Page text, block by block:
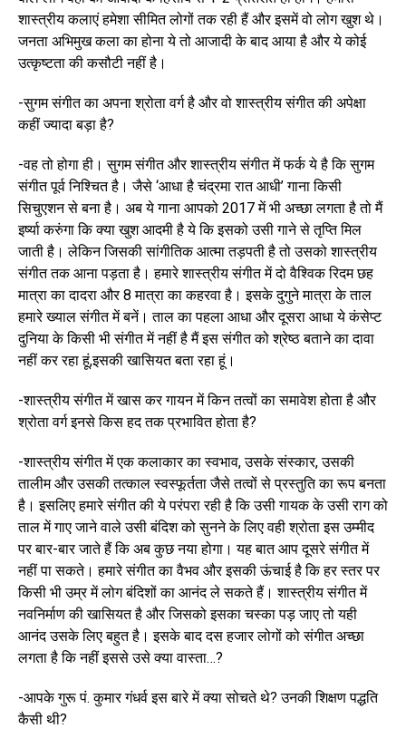
शास्त्रीय कलाएं हमेशा सीमित लोगों तक रही हैं और इसमें वो लोग खुश थे।
जनता अभिमुख कला का होना ये तो आजादी के बाद आया है और ये कोई
उत्कृष्टता की कसौटी नहीं है।
-सुगम संगीत का अपना श्रोता वर्ग है और वो शास्त्रीय संगीत की अपेक्षा
कहीं ज्यादा बड़ा है?
-वह तो होगा ही। सुगम संगीत और शास्त्रीय संगीत में फर्क ये है कि सुगम
संगीत पूर्व निश्चित है। जैसे ‘आधा है चंद्रमा रात आधी’ गाना किसी
सिचुएशन से बना है। अब ये गाना आपको 2017 में भी अच्छा लगता है तो मैं
इर्ष्या करुंगा कि क्या खुश आदमी है ये कि इसको उसी गाने से तृप्ति मिल
जाती है। लेकिन जिसकी सांगीतिक आत्मा तड़पती है तो उसको शास्त्रीय
संगीत तक आना पड़ता है। हमारे शास्त्रीय संगीत में दो वैश्विक रिदम छह
मात्रा का दादरा और 8 मात्रा का कहरवा है। इसके दुगुने मात्रा के ताल
हमारे ख्याल संगीत में बनें। ताल का पहला आधा और दूसरा आधा ये कंसेप्ट
दुनिया के किसी भी संगीत में नहीं है मैं इस संगीत को श्रेष्ठ बताने का दावा
नहीं कर रहा हूं,इसकी खासियत बता रहा हूं।
-शास्त्रीय संगीत में खास कर गायन में किन तत्वों का समावेश होता है और
श्रोता वर्ग इनसे किस हद तक प्रभावित होता है?
-शास्त्रीय संगीत में एक कलाकार का स्वभाव, उसके संस्कार, उसकी
तालीम और उसकी तत्काल स्वस्फूर्तता जैसे तत्वों से प्रस्तुति का रूप बनता
है। इसलिए हमारे संगीत की ये परंपरा रही है कि उसी गायक के उसी राग को
ताल में गाए जाने वाले उसी बंदिश को सुनने के लिए वही श्रोता इस उम्मीद
पर बार-बार जाते हैं कि अब कुछ नया होगा। यह बात आप दूसरे संगीत में
नहीं पा सकते। हमारे संगीत का वैभव और इसकी ऊंचाई है कि हर स्तर पर
किसी भी उम्र में लोग बंदिशों का आनंद ले सकते हैं। शास्त्रीय संगीत में
नवनिर्माण की खासियत है और जिसको इसका चस्का पड़ जाए तो यही
आनंद उसके लिए बहुत है। इसके बाद दस हजार लोगों को संगीत अच्छा
लगता है कि नहीं इससे उसे क्या वास्ता…?
-आपके गुरू पं. कुमार गंधर्व इस बारे में क्या सोचते थे? उनकी शिक्षण पद्धति
कैसी थी?